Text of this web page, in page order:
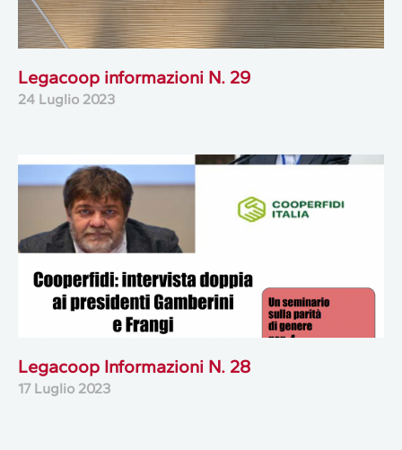
Legacoop informazioni N. 29
24 Luglio 2023
Legacoop Informazioni N. 28
17 Luglio 2023